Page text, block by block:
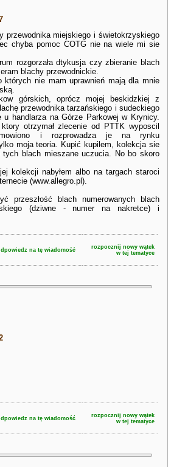
przewodnika miejskiego i świetokrzyskiego
chyba pomoc COTG nie na wiele mi sie
rozgorzała dtykusja czy zbieranie blach
blachy przewodnickie.
których nie mam uprawnień mają dla mnie
górskich, oprócz mojej beskidzkiej z
przewodnika tarzańskiego i sudeckiego
u handlarza na Górze Parkowej w Krynicy.
otrzymał zlecenie od PTTK wyposcil
i rozprowadza je na rynku
moja teoria. Kupić kupilem, kolekcja sie
tych blach mieszane uczucia. No bo skoro
kolekcji nabyłem albo na targach staroci
(www.allegro.pl).
przeszłość blach numerowanych blach
(dziwne - numer na nakretce) i
na tę wiadomość
rozpocznij nowy wątek
w tej tematyce
na tę wiadomość
rozpocznij nowy wątek
w tej tematyce